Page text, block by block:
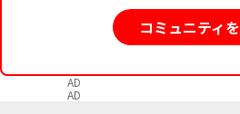
コミュニティ
AD
AD